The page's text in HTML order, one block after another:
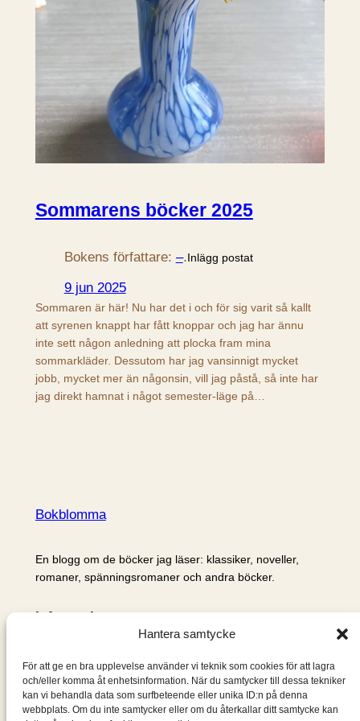
Hantera samtycke
För att ge en bra upplevelse använder vi teknik som cookies för att lagra
och/eller komma åt enhetsinformation. När du samtycker till dessa tekniker
kan vi behandla data som surfbeteende eller unika ID:n på denna
webbplats. Om du inte samtycker eller om du återkallar ditt samtycke kan
Sommarens böcker 2025
Bokens författare: –.Inlägg postat
9 jun 2025
Sommaren är här! Nu har det i och för sig varit så kallt
att syrenen knappt har fått knoppar och jag har ännu
inte sett någon anledning att plocka fram mina
sommarkläder. Dessutom har jag vansinnigt mycket
jobb, mycket mer än någonsin, vill jag påstå, så inte har
jag direkt hamnat i något semester-läge på…
Bokblomma
En blogg om de böcker jag läser: klassiker, noveller,
romaner, spänningsromaner och andra böcker.
Information
Om mig & om bloggen
S
ö